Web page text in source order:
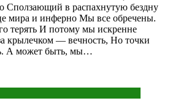
Сползающий в распахнутую бездну
мира и инферно Мы все обречены.
терять И потому мы искренне
крылечком — вечность, Но точки
А может быть, мы…